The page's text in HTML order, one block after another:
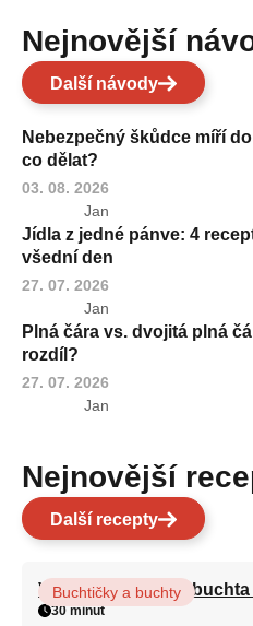
Nejnovější
Další návody
Nebezpečný škůdce míří
co dělat?
03. 08. 2026
Jan
Jídla z jedné pánve: 4
všední den
27. 07. 2026
Jan
Plná čára vs. dvojitá plná
rozdíl?
27. 07. 2026
Jan
Nejnovější
Další recepty
Vláčná olejová litá
Buchtičky a buchty
30 minut